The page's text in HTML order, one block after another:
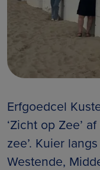
Erfgoedcel
‘Zicht op Zee’
zee’. Kuier
Westende,